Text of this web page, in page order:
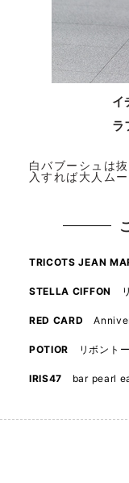
イ
ラ
白バブーシュは
入すれば大人ム
TRICOTS JEAN
STELLA CIFFON
RED CARD
POTIOR リボント
IRIS47 bar pearl